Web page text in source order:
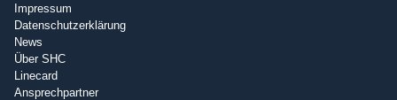
Impressum
Datenschutzerklärung
News
Über SHC
Linecard
Ansprechpartner